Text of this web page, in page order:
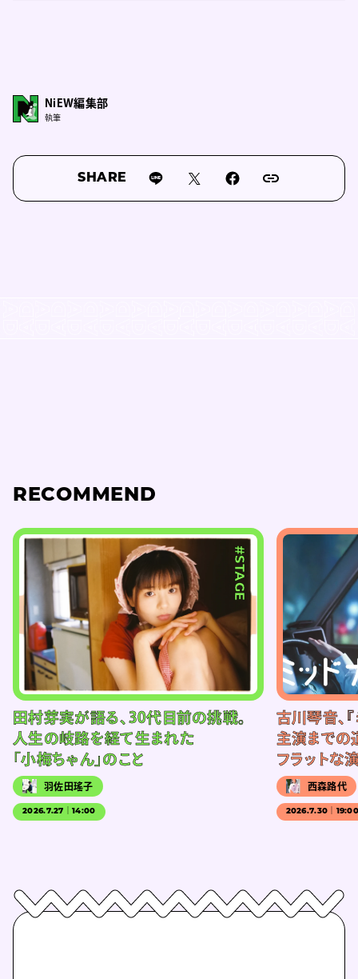
NiEW編集部
執筆
SHARE
RECOMMEND
#STAGE
田村芽実が語る、30代目前の挑戦。
人生の岐路を経て生まれた
「小梅ちゃん」のこと
羽佐田瑤子
2026.7.27｜14:00
古川琴音、
主演までの
フラットな
西森路代
2026.7.30｜